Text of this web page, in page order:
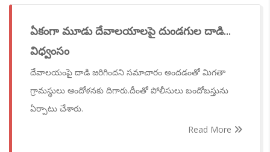
ఏకంగా మూడు దేవాలయాలపై దుండగుల దాడి...
విధ్వంసం
దేవాలయంపై దాడి జరిగిందని సమాచారం అందడంతో మిగతా
గ్రామస్థులు ఆందోళనకు దిగారు.దీంతో పోలీసులు బందోబస్తును
ఏర్పాటు చేశారు.
Read More